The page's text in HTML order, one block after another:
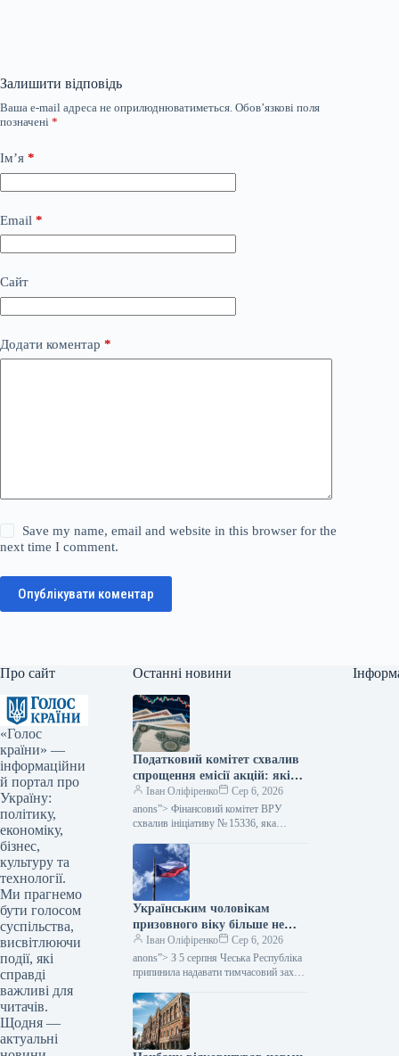
Залишити відповідь
Ваша e-mail адреса не оприлюднюватиметься. Обов’язкові поля
позначені *
Ім’я *
Email *
Сайт
Додати коментар *
Save my name, email and website in this browser for the
next time I comment.
Опублікувати коментар
Про сайт
«Голос
країни» —
інформаційни
й портал про
Україну:
політику,
економіку,
бізнес,
культуру та
технології.
Ми прагнемо
бути голосом
суспільства,
висвітлюючи
події, які
справді
важливі для
читачів.
Щодня —
актуальні
Останні новини
Податковий комітет схвалив
спрощення емісії акцій: які
зміни очікуються — Мінфін
Іван Оліфіренко
Сер 6, 2026
anons”> Фінансовий комітет ВРУ
схвалив ініціативу № 15336, яка
цінних паперів. Цей акт покликаний
скоротити бюрократичні перешкоди,…
Українським чоловікам
призовного віку більше не
надається тимчасовий захист
у Чехії, згідно з даними
Міністерства фінансів.
Іван Оліфіренко
Сер 6, 2026
anons”> З 5 серпня Чеська Республіка
припинила надавати тимчасовий захист
віку, які не можуть продемонструвати
виконання своїх…